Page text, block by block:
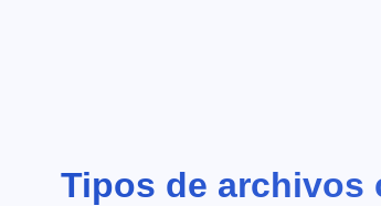
Tipos de archivos